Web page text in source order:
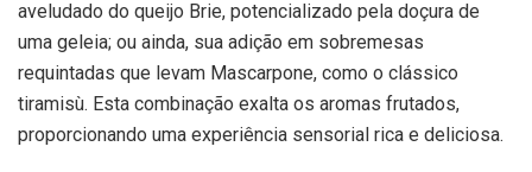
aveludado do queijo Brie, potencializado pela doçura de
uma geleia; ou ainda, sua adição em sobremesas
requintadas que levam Mascarpone, como o clássico
tiramisù. Esta combinação exalta os aromas frutados,
proporcionando uma experiência sensorial rica e deliciosa.